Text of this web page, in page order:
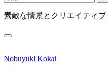
索...
素敵な情景とクリエイティブ
ナ
ゲ
Nobuyuki Kokai